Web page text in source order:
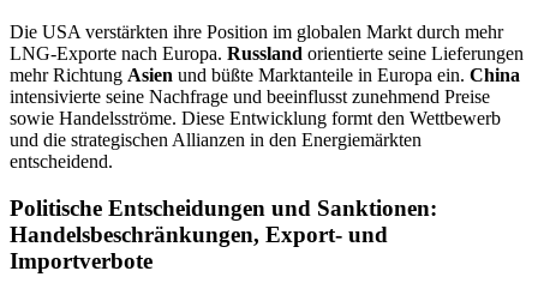
Die USA verstärkten ihre Position im globalen Markt durch mehr
LNG-Exporte nach Europa. Russland orientierte seine Lieferungen
mehr Richtung Asien und büßte Marktanteile in Europa ein. China
intensivierte seine Nachfrage und beeinflusst zunehmend Preise
sowie Handelsströme. Diese Entwicklung formt den Wettbewerb
und die strategischen Allianzen in den Energiemärkten
entscheidend.
Politische Entscheidungen und Sanktionen:
Handelsbeschränkungen, Export- und
Importverbote